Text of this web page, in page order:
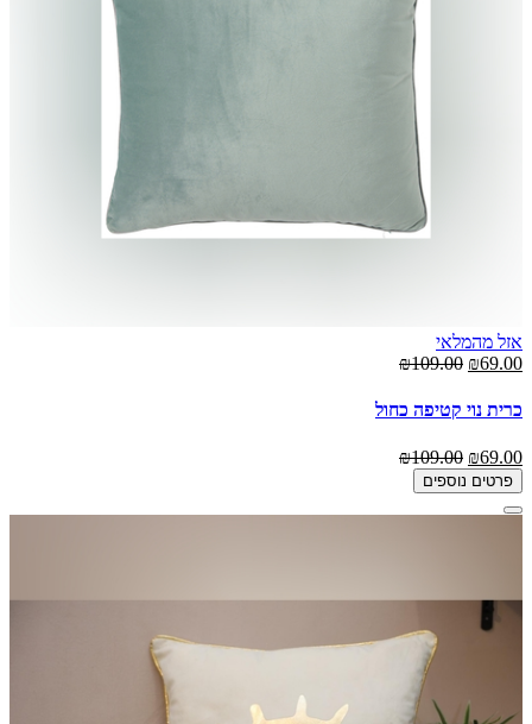
אזל מהמלאי
₪69.00
₪109.00
כרית נוי קטיפה כחול
₪69.00
₪109.00
פרטים נוספים